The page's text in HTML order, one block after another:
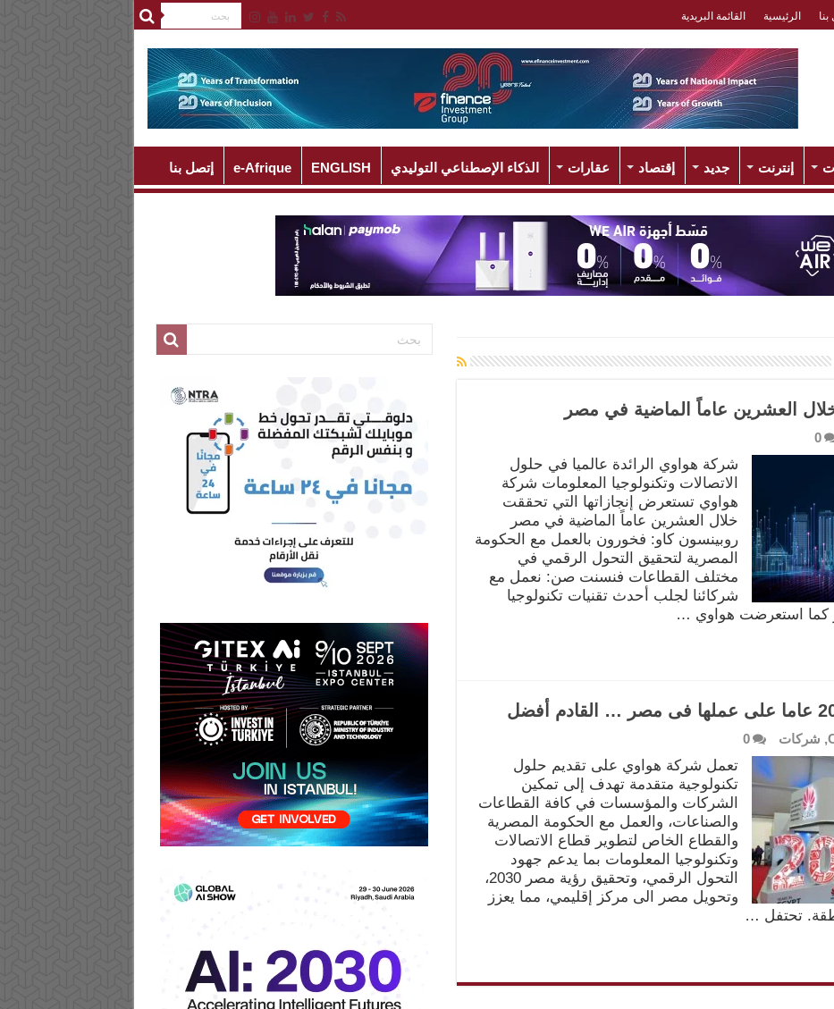
الرئيسية القائمة البريدية
إنترنت جديد إقتصاد عقارات الذكاء الإصطناعي التوليدي ENGLISH
e-Afrique إتصل بنا
العشرين عاماً الماضية في مصر
0
شركة هواوي الرائدة عالميا في حلول
الاتصالات وتكنولوجيا المعلومات شركة
هواوي تستعرض إنجازاتها التي تحققت
خلال العشرين عاماً الماضية في مصر
روبينسون كاو: فخورون بالعمل مع الحكومة
المصرية لتحقيق التحول الرقمي في
مختلف القطاعات فنسنت صن: نعمل مع
شركائنا لجلب أحدث تقنيات تكنولوجيا
كما استعرضت هواوي …
, شركات 0
تعمل شركة هواوي على تقديم حلول
تكنولوجية متقدمة تهدف إلى تمكين
الشركات والمؤسسات في كافة القطاعات
والصناعات، والعمل مع الحكومة المصرية
والقطاع الخاص لتطوير قطاع الاتصالات
وتكنولوجيا المعلومات بما يدعم جهود
التحول الرقمي، وتحقيق رؤية مصر 2030،
وتحويل مصر الى مركز إقليمي، مما يعزز
تحتفل …